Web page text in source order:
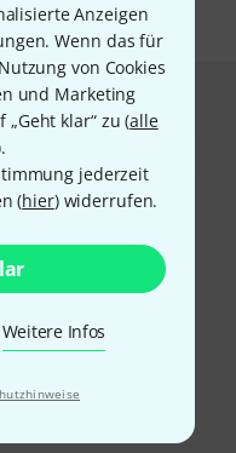
Anzeigen
Wenn das für
von Cookies
und Marketing
klar“ zu (alle
jederzeit
(hier) widerrufen.
Weitere Infos
per Nachnahme,
Sofort bezahlen,